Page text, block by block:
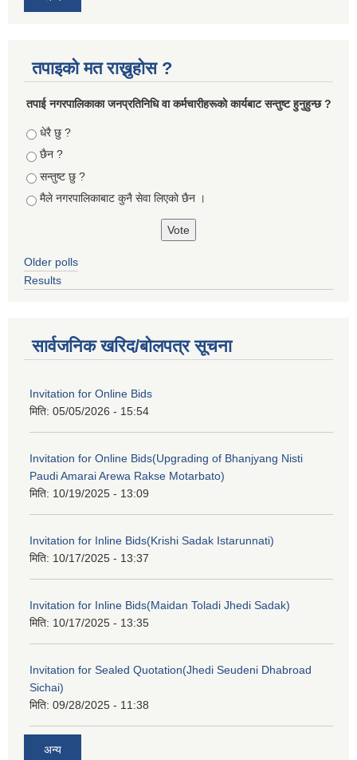
तपाइको मत राख्नुहोस ?
तपा‌ई नगरपालिकाका जनप्रतिनिधि वा कर्मचारीहरूकाे कार्यबाट सन्तुष्ट हुनुहुन्छ ?
Choices
धेरै छु ?
छैन ?
सन्तुष्ट छु ?
मैले नगरपालिकाबाट कुनै सेवा लिएकाे छैन ।
Older polls
Results
सार्वजनिक खरिद/बोलपत्र सूचना
Invitation for Online Bids
मिति: 05/05/2026 - 15:54
Invitation for Online Bids(Upgrading of Bhanjyang Nisti
Paudi Amarai Arewa Rakse Motarbato)
मिति: 10/19/2025 - 13:09
Invitation for Inline Bids(Krishi Sadak Istarunnati)
मिति: 10/17/2025 - 13:37
Invitation for Inline Bids(Maidan Toladi Jhedi Sadak)
मिति: 10/17/2025 - 13:35
Invitation for Sealed Quotation(Jhedi Seudeni Dhabroad
Sichai)
मिति: 09/28/2025 - 11:38
अन्य